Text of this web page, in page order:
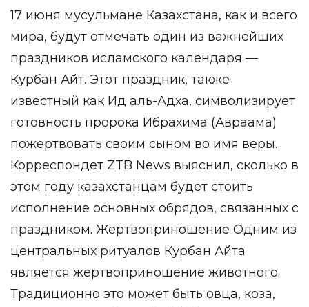
17 июня мусульмане Казахстана, как и всего
мира, будут отмечать один из важнейших
праздников исламского календаря —
Курбан Айт. Этот праздник, также
известный как Ид аль-Адха, символизирует
готовность пророка Ибрахима (Авраама)
пожертвовать своим сыном во имя веры.
Корреспондет ZTB News выяснил, сколько в
этом году казахстанцам будет стоить
исполнение основных обрядов, связанных с
праздником. Жертвоприношение Одним из
центральных ритуалов Курбан Айта
является жертвоприношение животного.
Традиционно это может быть овца, коза,